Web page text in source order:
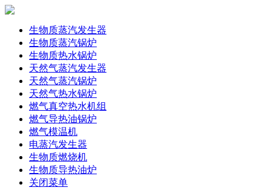
生物质蒸汽发生器
生物质蒸汽锅炉
生物质热水锅炉
天然气蒸汽发生器
天然气蒸汽锅炉
天然气热水锅炉
燃气真空热水机组
燃气导热油锅炉
燃气模温机
电蒸汽发生器
生物质燃烧机
生物质导热油炉
关闭菜单